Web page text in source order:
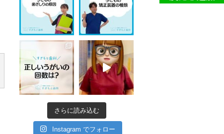
さらに読み込む
Instagram でフォロー